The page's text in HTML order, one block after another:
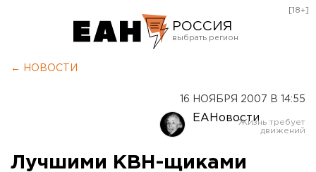
РОССИЯ
Оренбург
[18+]
← НОВОСТИ
16 НОЯБРЯ 2007 В 14:55
ЕАНовости
Лучшими КВН-щиками